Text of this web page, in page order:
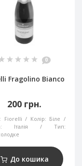
0
Fragolino Bianco
200 грн.
Fiorelli Колір: Біле
Італія
Тип:
До кошика